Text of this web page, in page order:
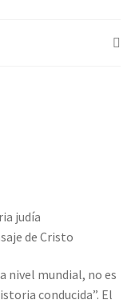
judía
de Cristo
nivel mundial, no es
conducida”. El